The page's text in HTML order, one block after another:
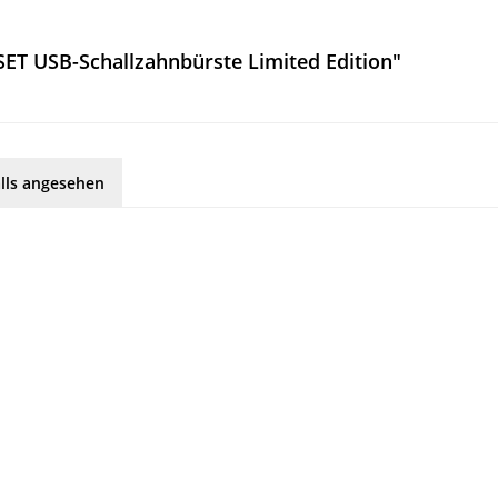
USB-Schallzahnbürste Limited Edition"
angesehen